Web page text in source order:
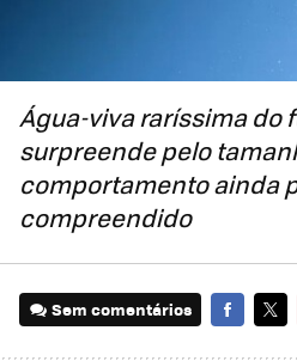
Água-viva raríssima do
surpreende pelo
comportamento ainda
compreendido
Sem comentários